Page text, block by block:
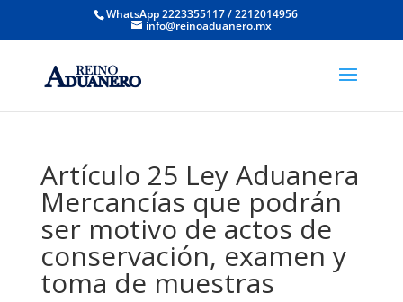
WhatsApp 2223355117 / 2212014956
info@reinoaduanero.mx
Artículo 25 Ley Aduanera
Mercancías que podrán
ser motivo de actos de
conservación, examen y
toma de muestras